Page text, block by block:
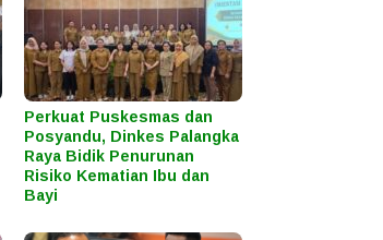
Perkuat Puskesmas dan
Posyandu, Dinkes Palangka
Raya Bidik Penurunan
Risiko Kematian Ibu dan
Bayi